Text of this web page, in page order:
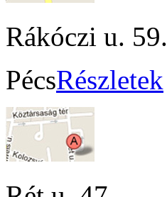
Rákóczi u. 59.
PécsRészletek